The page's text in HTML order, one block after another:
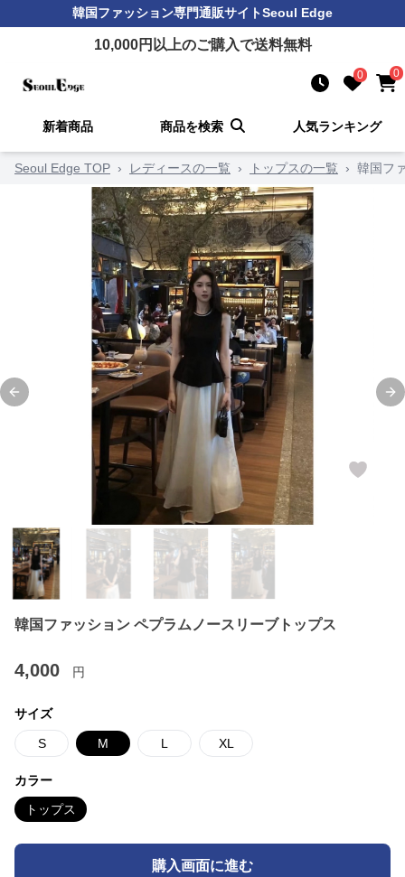
韓国ファッション専門通販サイトSeoul Edge
10,000円以上のご購入で送料無料
0 0
新着商品 商品を検索 人気ランキング
Seoul Edge TOP › レディースの一覧 › トップスの一覧 › 韓国フ
Previous slide
韓国ファッション ペプラムノースリーブトップス
4,000 円
サイズ
S M L XL
カラー
トップス
購入画面に進む